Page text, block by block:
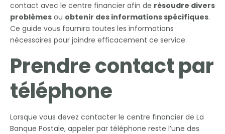
contact avec le centre financier afin de résoudre divers
problèmes ou obtenir des informations spécifiques.
Ce guide vous fournira toutes les informations
nécessaires pour joindre efficacement ce service.
Prendre contact par
téléphone
Lorsque vous devez contacter le centre financier de La
Banque Postale, appeler par téléphone reste l’une des